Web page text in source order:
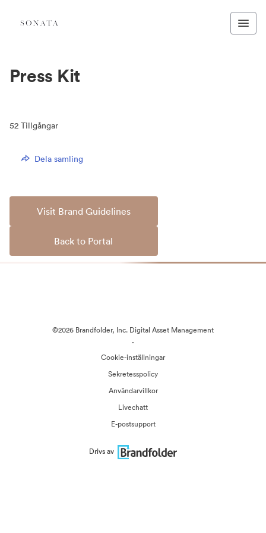
Press Kit
52 Tillgångar
Dela samling
Visit Brand Guidelines
Back to Portal
©2026 Brandfolder, Inc. Digital Asset Management
·
Cookie-inställningar
Sekretesspolicy
Användarvillkor
Livechatt
E-postsupport
Drivs av